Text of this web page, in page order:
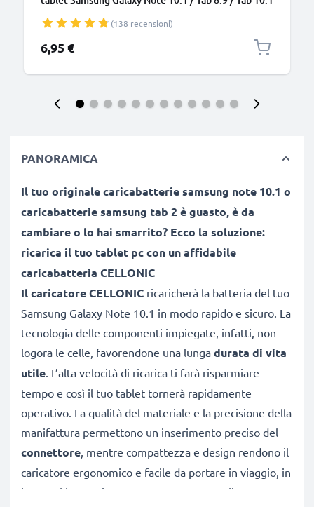
P5100 / GT-P6800 / GT-P7500 filo di 1.0m cavetto
dati & ricarica in piacevole nero
(138 recensioni)
6,95 €
PANORAMICA
Il tuo originale caricabatterie samsung note 10.1 o
caricabatterie samsung tab 2 è guasto, è da
cambiare o lo hai smarrito? Ecco la soluzione:
ricarica il tuo tablet pc con un affidabile
caricabatteria CELLONIC
Il caricatore CELLONIC ricaricherà la batteria del tuo
Samsung Galaxy Note 10.1 in modo rapido e sicuro. La
tecnologia delle componenti impiegate, infatti, non
logora le celle, favorendone una lunga durata di vita
utile. L’alta velocità di ricarica ti farà risparmiare
tempo e così il tuo tablet tornerà rapidamente
operativo. La qualità del materiale e la precisione della
manifattura permettono un inserimento preciso del
connettore, mentre compattezza e design rendono il
caricatore ergonomico e facile da portare in viaggio, in
borsa, al lavoro, in vacanza o tenere semplicemente a